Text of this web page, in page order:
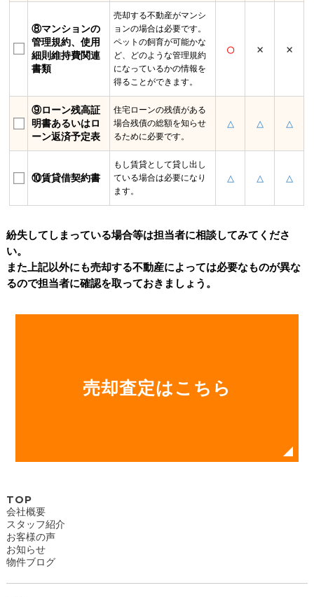
売却査定はこちら
TOP
会社概要
スタッフ紹介
お客様の声
お知らせ
物件ブログ